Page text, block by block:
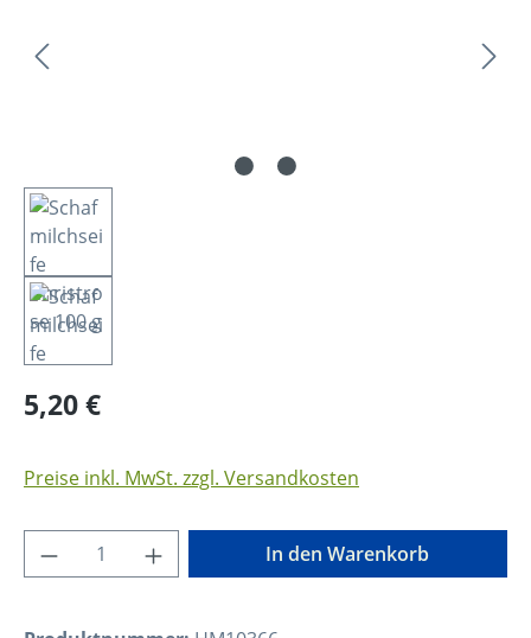
Regulärer Preis:
5,20 €
Preise inkl. MwSt. zzgl. Versandkosten
Produkt Anzahl: Gib den gewünschten
In den Warenkorb